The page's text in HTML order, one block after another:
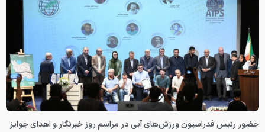
حضور رئیس فدراسیون ورزش‌های آبی در مراسم روز خبرنگار و اهدای جوایز